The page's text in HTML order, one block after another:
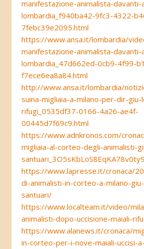
manifestazione-animalista-davanti-
lombardia_f940ba42-9fc3-4322-
7febc39e2095.html
https://www.ansa.it/lombardia/
manifestazione-animalista-davanti-
lombardia_47d662ed-0cb9-4f99-
f7ece6ea8a84.html
http://www.ansa.it/lombardia/
suina-migliaia-a-milano-per-dir-giu-
rifugi_0535df37-0166-4a26-ae4f-
00445d7f69c9.html
https://www.adnkronos.com/
migliaia-al-corteo-degli-animalisti-
https://www.lapresse.it/cronaca/
di-animalisti-in-corteo-a-milano-
santuari/
https://www.localteam.it/video/
animalisti-dopo-uccisione-maiali-
https://www.alanews.it/cronaca/
in-corteo-per-i-nove-maiali-uccisi-